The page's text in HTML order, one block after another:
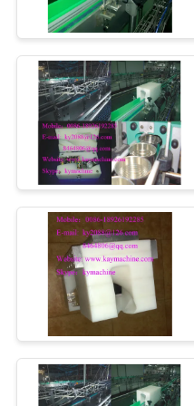
CONTROL
DE
CALIDAD
CONTACTO
NOTICIAS
SOLICITAR
UNA
COTIZACIÓN
MAPA
tornillos
tornillos
de
Repuesto
Cadenas
RS
plástico